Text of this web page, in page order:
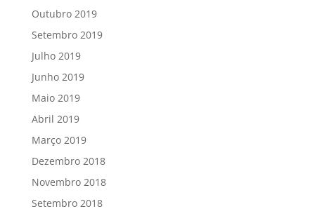
Outubro 2019
Setembro 2019
Julho 2019
Junho 2019
Maio 2019
Abril 2019
Março 2019
Dezembro 2018
Novembro 2018
Setembro 2018